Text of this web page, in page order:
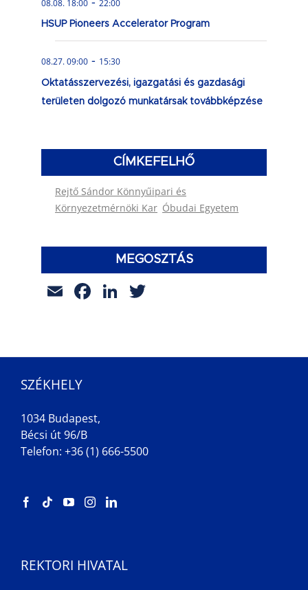
08.08. 18:00 22:00
HSUP Pioneers Accelerator Program
08.27. 09:00 - 15:30
Oktatásszervezési, igazgatási és gazdasági
területen dolgozó munkatársak továbbképzése
CÍMKEFELHŐ
Rejtő Sándor Könnyűipari és
Környezetmérnöki Kar Óbudai Egyetem
MEGOSZTÁS
EmailFacebook
LinkedIn
SZÉKHELY
1034 Budapest,
Bécsi út 96/B
Telefon: +36 (1) 666-5500
REKTORI HIVATAL